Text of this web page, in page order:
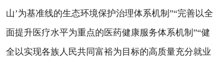
山’为基准线的生态环境保护治理体系机制”“完善以全
面提升医疗水平为重点的医药健康服务体系机制”“健
全以实现各族人民共同富裕为目标的高质量充分就业